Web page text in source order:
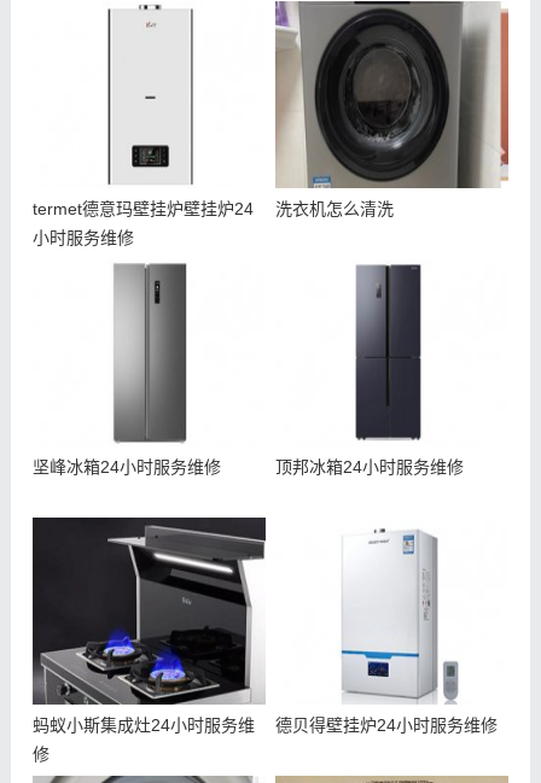
termet德意玛壁挂炉壁挂炉24
小时服务维修
洗衣机怎么清洗
坚峰冰箱24小时服务维修 顶邦冰箱24小时服务维修
蚂蚁小斯集成灶24小时服务维
修
德贝得壁挂炉24小时服务维修